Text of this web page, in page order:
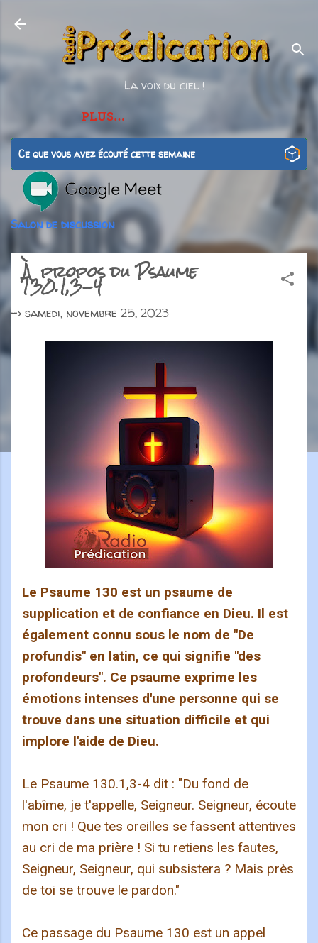
La voix du ciel !
PLUS…
Ce que vous avez écouté cette semaine
Salon de discussion
À propos du Psaume
130.1,3-4
-> samedi, novembre 25, 2023
Le Psaume 130 est un psaume de
supplication et de confiance en Dieu. Il est
également connu sous le nom de "De
profundis" en latin, ce qui signifie "des
profondeurs". Ce psaume exprime les
émotions intenses d'une personne qui se
trouve dans une situation difficile et qui
implore l'aide de Dieu.
Le Psaume 130.1,3-4 dit : "Du fond de
l'abîme, je t'appelle, Seigneur. Seigneur, écoute
mon cri ! Que tes oreilles se fassent attentives
au cri de ma prière ! Si tu retiens les fautes,
Seigneur, Seigneur, qui subsistera ? Mais près
de toi se trouve le pardon."
Ce passage du Psaume 130 est un appel